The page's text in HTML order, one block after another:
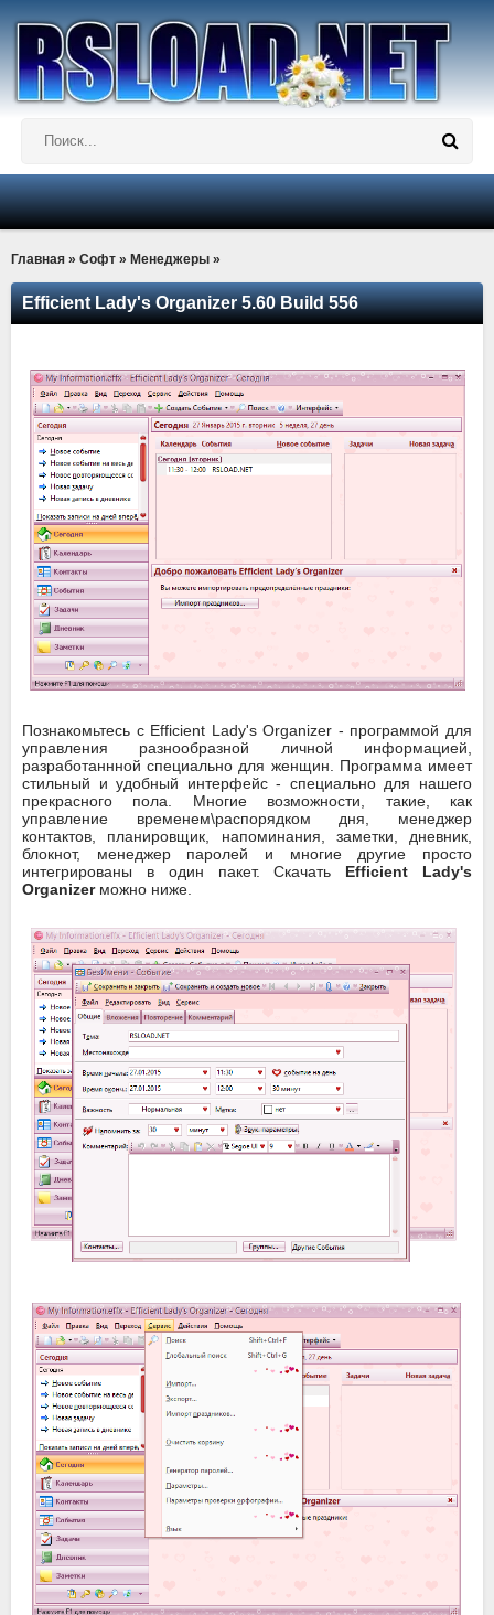
Главная » Софт » Менеджеры »
Efficient Lady's Organizer 5.60 Build 556
Познакомьтесь с Efficient Lady's Organizer - программой для
управления разнообразной личной информацией,
разработаннной специально для женщин. Программа имеет
стильный и удобный интерфейс - специально для нашего
прекрасного пола. Многие возможности, такие, как
управление временем\распорядком дня, менеджер
контактов, планировщик, напоминания, заметки, дневник,
блокнот, менеджер паролей и многие другие просто
интегрированы в один пакет. Скачать Efficient Lady's
Organizerможно ниже.